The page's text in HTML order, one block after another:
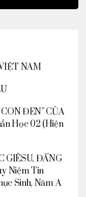
NAM
ĐEN” CỦA
Học 02 (Hiện
GIÊSU, ĐẤNG
Niệm Tin
Sinh, Năm A